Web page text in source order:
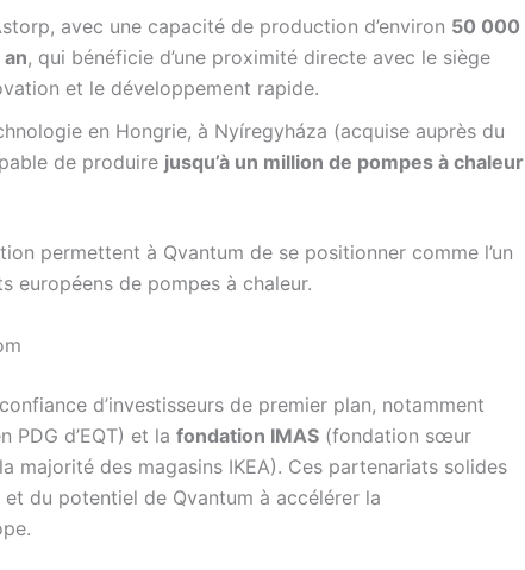
avec une capacité de production d’environ 50 000
, qui bénéficie d’une proximité directe avec le siège
et le développement rapide.
en Hongrie, à Nyíregyháza (acquise auprès du
de produire jusqu’à un million de pompes à chaleur
permettent à Qvantum de se positionner comme l’un
européens de pompes à chaleur.
d’investisseurs de premier plan, notamment
PDG d’EQT) et la fondation IMAS (fondation sœur
majorité des magasins IKEA). Ces partenariats solides
du potentiel de Qvantum à accélérer la